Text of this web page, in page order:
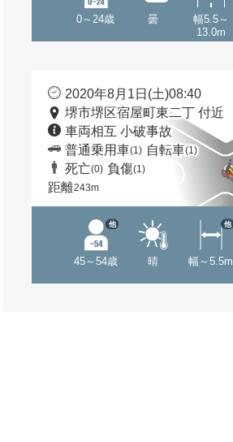
0～24歳 曇
幅5.5～
13.0m
2020年8月1日(土)08:40
堺市堺区宿屋町東二丁 付近
車両相互 小破事故
普通乗用車(1) 自転車(1)
死亡(0) 負傷(1)
距離243m
45～54歳
他
晴 幅～5.5m
他